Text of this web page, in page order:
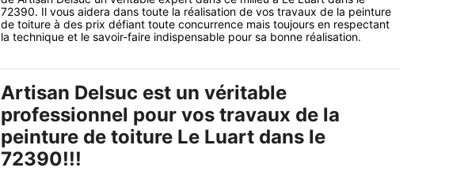
72390. Il vous aidera dans toute la réalisation de vos travaux de la peinture
de toiture à des prix défiant toute concurrence mais toujours en respectant
la technique et le savoir-faire indispensable pour sa bonne réalisation.
Artisan Delsuc est un véritable
professionnel pour vos travaux de la
peinture de toiture Le Luart dans le
72390!!!